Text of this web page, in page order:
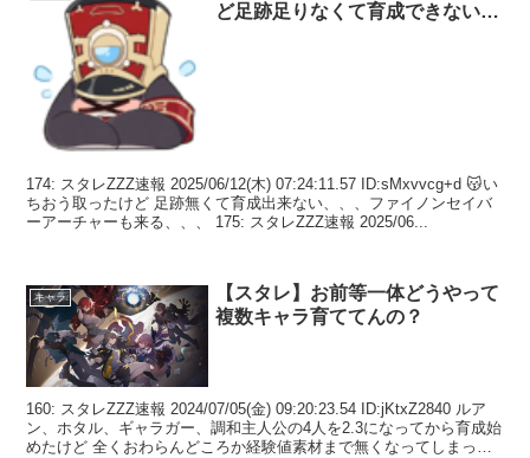
ど足跡足りなくて育成できない…
174: スタレZZZ速報 2025/06/12(木) 07:24:11.57 ID:sMxvvcg+d 😽い
ちおう取ったけど 足跡無くて育成出来ない、、、ファイノンセイバ
ーアーチャーも来る、、、 175: スタレZZZ速報 2025/06...
キャラ
【スタレ】お前等一体どうやって
複数キャラ育ててんの？
160: スタレZZZ速報 2024/07/05(金) 09:20:23.54 ID:jKtxZ2840 ルア
ン、ホタル、ギャラガー、調和主人公の4人を2.3になってから育成始
めたけど 全くおわらんどころか経験値素材まで無くなってしまった